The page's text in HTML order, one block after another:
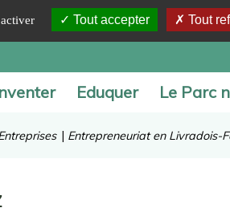
Eduquer Le Parc
| Entrepreneuriat en Livradois-
Tout accepter Tout